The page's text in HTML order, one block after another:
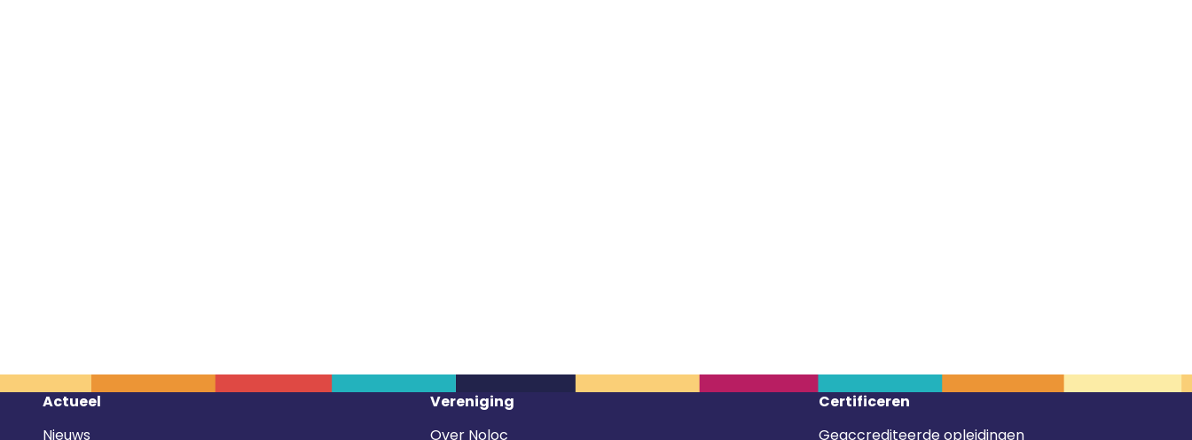
Footer
Actueel
Nieuws
Vereniging
Over Noloc
Certificeren
Geaccrediteerde opleidingen